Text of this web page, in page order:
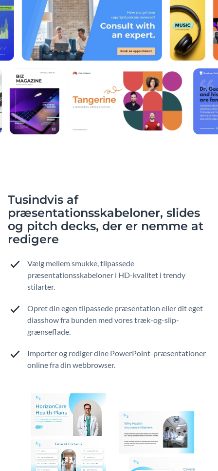
Tusindvis af
præsentationsskabeloner, slides
og pitch decks, der er nemme at
redigere
Vælg mellem smukke, tilpassede
præsentationsskabeloner i HD-kvalitet i trendy
stilarter.
Opret din egen tilpassede præsentation eller dit eget
diasshow fra bunden med vores træk-og-slip-
grænseflade.
Importer og rediger dine PowerPoint-præsentationer
online fra din webbrowser.